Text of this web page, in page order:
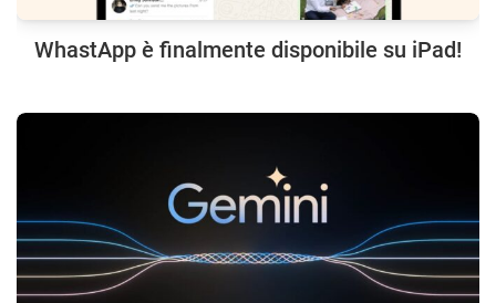
WhastApp è finalmente disponibile su iPad!